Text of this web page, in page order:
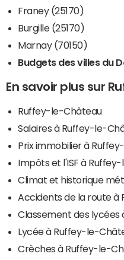
Franey (25170)
Burgille (25170)
Marnay (70150)
Budgets des villes du
En savoir plus sur
Ruffey-le-Château
Salaires à Ruffey-le-
Prix immobilier à
Impôts et l'ISF à
Climat et historique
Accidents de la route
Classement des
Lycée à Ruffey-le-
Crèches à Ruffey-le-